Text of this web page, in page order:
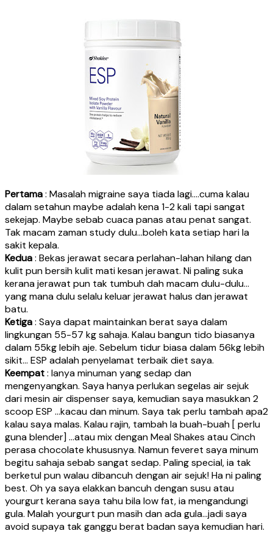
Pertama: Masalah migraine saya tiada lagi….cuma kalau
dalam setahun maybe adalah kena 1-2 kali tapi sangat
sekejap. Maybe sebab cuaca panas atau penat sangat.
Tak macam zaman study dulu…boleh kata setiap hari la
sakit kepala.
Kedua: Bekas jerawat secara perlahan-lahan hilang dan
kulit pun bersih kulit mati kesan jerawat. Ni paling suka
kerana jerawat pun tak tumbuh dah macam dulu-dulu…
yang mana dulu selalu keluar jerawat halus dan jerawat
batu.
Ketiga: Saya dapat maintainkan berat saya dalam
lingkungan 55-57 kg sahaja. Kalau bangun tido biasanya
dalam 55kg lebih aje. Sebelum tidur biasa dalam 56kg lebih
sikit… ESP adalah penyelamat terbaik diet saya.
Keempat: Ianya minuman yang sedap dan
mengenyangkan. Saya hanya perlukan segelas air sejuk
dari mesin air dispenser saya, kemudian saya masukkan 2
scoop ESP …kacau dan minum. Saya tak perlu tambah apa2
kalau saya malas. Kalau rajin, tambah la buah-buah [ perlu
guna blender] …atau mix dengan Meal Shakes atau Cinch
perasa chocolate khususnya. Namun feveret saya minum
begitu sahaja sebab sangat sedap. Paling special, ia tak
berketul pun walau dibancuh dengan air sejuk! Ha ni paling
best. Oh ya saya elakkan bancuh dengan susu atau
yourgurt kerana saya tahu bila low fat, ia mengandungi
gula. Malah yourgurt pun masih dan ada gula…jadi saya
avoid supaya tak ganggu berat badan saya kemudian hari.